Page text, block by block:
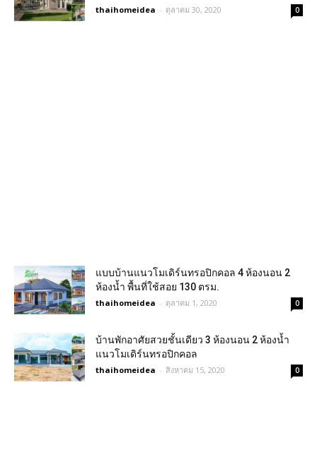
thaihomeidea - ตุลาคม 30, 2020 0
แบบบ้านแนวโมเดิร์นทรอปิกคอล 4 ห้องนอน 2
ห้องน้ำ พื้นที่ใช้สอย 130 ตรม.
thaihomeidea - ตุลาคม 1, 2020 0
บ้านพักอาศัยสวยชั้นเดียว 3 ห้องนอน 2 ห้องน้ำ
แนวโมเดิร์นทรอปิกคอล
thaihomeidea - สิงหาคม 15, 2020 0